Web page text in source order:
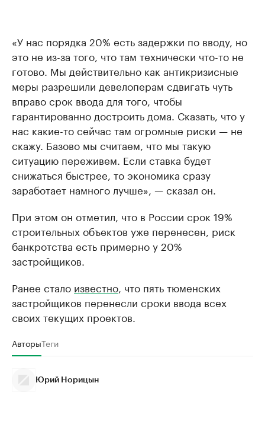
«У нас порядка 20% есть задержки по вводу, но
это не из-за того, что там технически что-то не
готово. Мы действительно как антикризисные
меры разрешили девелоперам сдвигать чуть
вправо срок ввода для того, чтобы
гарантированно достроить дома. Сказать, что у
нас какие-то сейчас там огромные риски — не
скажу. Базово мы считаем, что мы такую
ситуацию переживем. Если ставка будет
снижаться быстрее, то экономика сразу
заработает намного лучше», — сказал он.
При этом он отметил, что в России срок 19%
строительных объектов уже перенесен, риск
банкротства есть примерно у 20%
застройщиков.
Ранее стало известно , что пять тюменских
застройщиков перенесли сроки ввода всех
своих текущих проектов.
АвторыТеги
Юрий Норицын